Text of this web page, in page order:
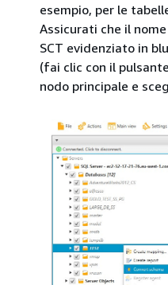
esempio, per le
Assicurati che il
SCT evidenziato in
(fai clic con il
nodo principale e